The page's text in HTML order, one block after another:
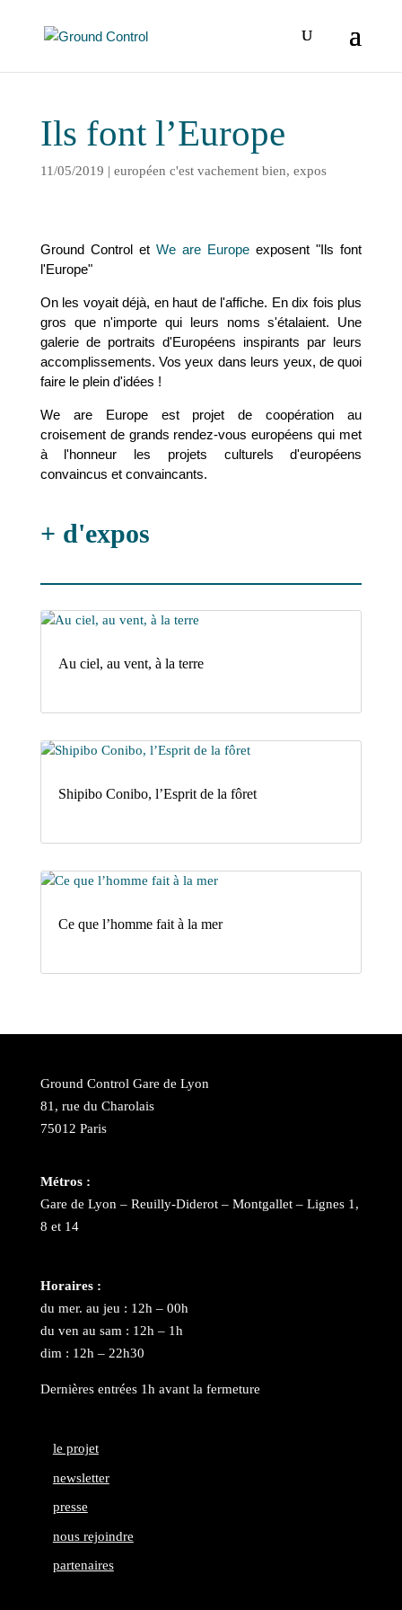
Ils font l’Europe
11/05/2019 | européen c'est vachement bien, expos
Ground Control et We are Europe exposent "Ils font
l'Europe"
On les voyait déjà, en haut de l'affiche. En dix fois plus
gros que n'importe qui leurs noms s'étalaient. Une
galerie de portraits d'Européens inspirants par leurs
accomplissements. Vosyeux dans leurs yeux, de quoi
faire le plein d'idées !
We are Europe est projet de coopération au
croisement de grands rendez-vous européens qui met
à l'honneur les projets culturels d'européens
convaincus et convaincants.
+ d'expos
Au ciel, au vent, à la terre
Shipibo Conibo, l’Esprit de la fôret
Ce que l’homme fait à la mer
Ground Control Gare de Lyon
81, rue du Charolais
75012 Paris
Métros :
Gare de Lyon – Reuilly-Diderot – Montgallet – Lignes 1,
8 et 14
Horaires :
du mer. au jeu : 12h – 00h
du ven au sam : 12h – 1h
dim : 12h – 22h30
Dernières entrées 1h avant la fermeture
le projet
newsletter
presse
nous rejoindre
partenaires